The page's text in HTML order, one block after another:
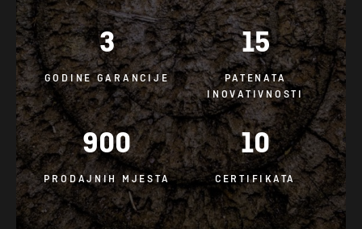
3
GODINE GARANCIJE
15
PATENATA
INOVATIVNOSTI
900
PRODAJNIH MJESTA
10
CERTIFIKATA